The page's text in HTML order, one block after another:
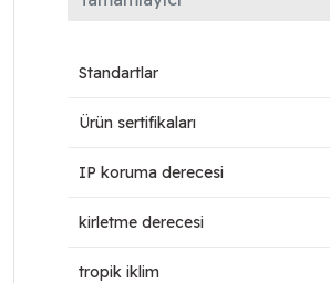
Standartlar
Ürün sertifikaları
IP koruma derecesi
kirletme derecesi
tropik iklim